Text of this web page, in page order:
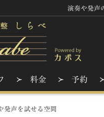
演奏や発声
料金 予約
発声を試せる空間